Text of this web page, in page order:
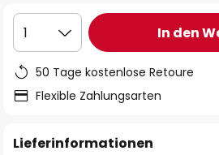
1 In den
50 Tage kostenlose Retoure
Flexible Zahlungsarten
Lieferinformationen